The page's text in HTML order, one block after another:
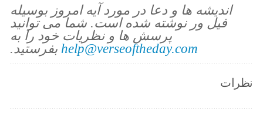
اندیشه ها و دعا در مورد آیه امروز بوسیله
فیل ور نوشته شده است. شما می توانید
پرسش ها و نظریات خود را به
help@verseoftheday.com بفرستید.
نظرات